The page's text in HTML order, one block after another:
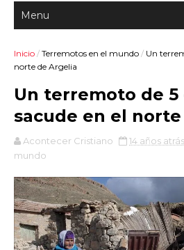
Inicio / Terremotos en el mundo / Un
norte de Argelia
Un terremoto de 5
sacude en el
Acontecer Cristiano 14 años atrás
mundo